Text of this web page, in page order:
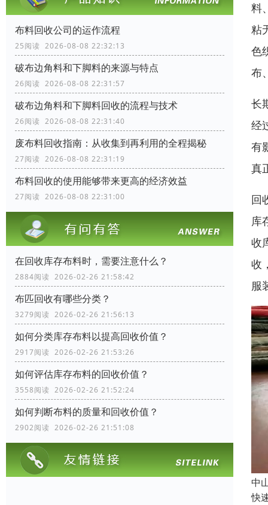
布料回收公司的运作流程
25阅读 2026-08-08 22:32:13
破布边角料和下脚料的来源与特点
26阅读 2026-08-08 22:31:57
破布边角料和下脚料回收的流程与技术
26阅读 2026-08-08 22:31:40
废布料回收指南：从收集到再利用的全程揭秘
27阅读 2026-08-08 22:31:19
布料回收的使用能够带来更高的经济效益
27阅读 2026-08-08 22:31:00
在回收库存布料时，需要注意什么？
2884阅读 2026-02-26 21:58:42
布匹回收有哪些分类？
3279阅读 2026-02-26 21:56:13
如何分类库存布料以提高回收价值？
2917阅读 2026-02-26 21:53:26
如何评估库存布料的回收价值？
3558阅读 2026-02-26 21:52:24
如何判断布料的质量和回收价值？
2902阅读 2026-02-26 21:51:08
料
粘
色
布
长
经
有
真
回
库
收
收
服
中
快